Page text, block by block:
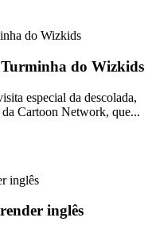
do Wizkids
especial da descolada,
Cartoon Network, que...
inglês